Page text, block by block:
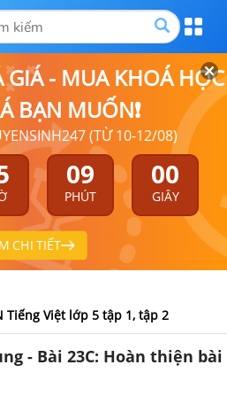
GIÁ - MUA KHOÁ HỌC
BẠN MUỐN❗
(TỪ 10-12/08)
08
PHÚT
59
GIÂY
CHI TIẾT
Tiếng Việt lớp 5 tập 1, tập 2
- Bài 23C: Hoàn thiện bài